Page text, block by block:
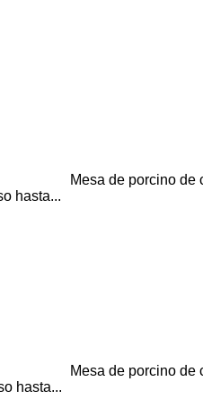
de porcino de cebo
hasta...
de porcino de cebo
hasta...